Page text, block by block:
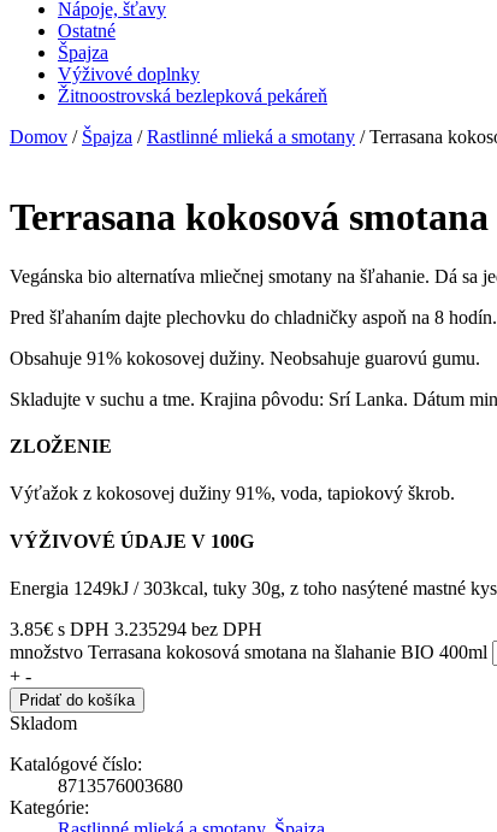
Nápoje, šťavy
Ostatné
Špajza
Výživové doplnky
Žitnoostrovská bezlepková pekáreň
Domov / Špajza /Rastlinné mlieká a smotany / Terrasana
Terrasana kokosová
Vegánska bio alternatíva mliečnej smotany na šľahanie. Dá sa
Pred šľahaním dajte plechovku do chladničky aspoň na 8
Obsahuje 91% kokosovej dužiny. Neobsahuje guarovú gumu.
Skladujte v suchu a tme. Krajina pôvodu: Srí Lanka. Dátum
ZLOŽENIE
Výťažok z kokosovej dužiny 91%, voda, tapiokový škrob.
VÝŽIVOVÉ ÚDAJE V 100G
Energia 1249kJ / 303kcal, tuky 30g, z toho nasýtené mastné
3.85€ s DPH 3.235294 bez DPH
množstvo Terrasana kokosová smotana na šlahanie BIO 400ml
+ -
Pridať do košíka
Skladom
Katalógové číslo:
8713576003680
Kategórie: